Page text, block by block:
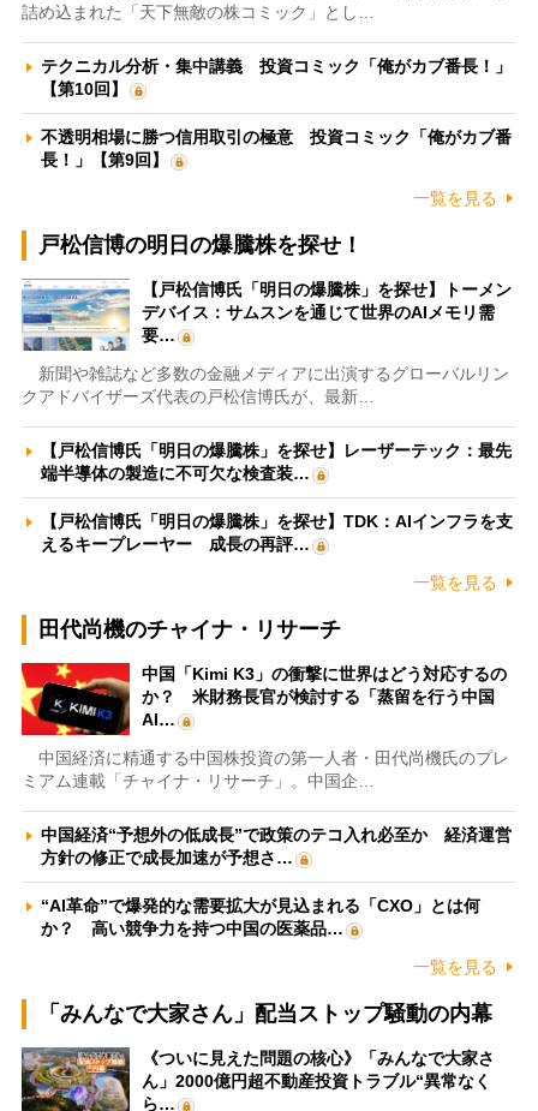
詰め込まれた「天下無敵の株コミック」とし…
テクニカル分析・集中講義 投資コミック「俺がカブ番長！」
【第10回】
不透明相場に勝つ信用取引の極意 投資コミック「俺がカブ番
長！」【第9回】
一覧を見る
戸松信博の明日の爆騰株を探せ！
【戸松信博氏「明日の爆騰株」を探せ】トーメン
デバイス：サムスンを通じて世界のAIメモリ需
要…
新聞や雑誌など多数の金融メディアに出演するグローバルリン
クアドバイザーズ代表の戸松信博氏が、最新…
【戸松信博氏「明日の爆騰株」を探せ】レーザーテック：最先
端半導体の製造に不可欠な検査装…
【戸松信博氏「明日の爆騰株」を探せ】TDK：AIインフラを支
えるキープレーヤー 成長の再評…
一覧を見る
田代尚機のチャイナ・リサーチ
中国「Kimi K3」の衝撃に世界はどう対応するの
か？ 米財務長官が検討する「蒸留を行う中国
AI…
中国経済に精通する中国株投資の第一人者・田代尚機氏のプレ
ミアム連載「チャイナ・リサーチ」。中国企…
中国経済“予想外の低成長”で政策のテコ入れ必至か 経済運営
方針の修正で成長加速が予想さ…
“AI革命”で爆発的な需要拡大が見込まれる「CXO」とは何
か？ 高い競争力を持つ中国の医薬品…
一覧を見る
「みんなで大家さん」配当ストップ騒動の内幕
《ついに見えた問題の核心》「みんなで大家さ
ん」2000億円超不動産投資トラブル“異常なく
ら…